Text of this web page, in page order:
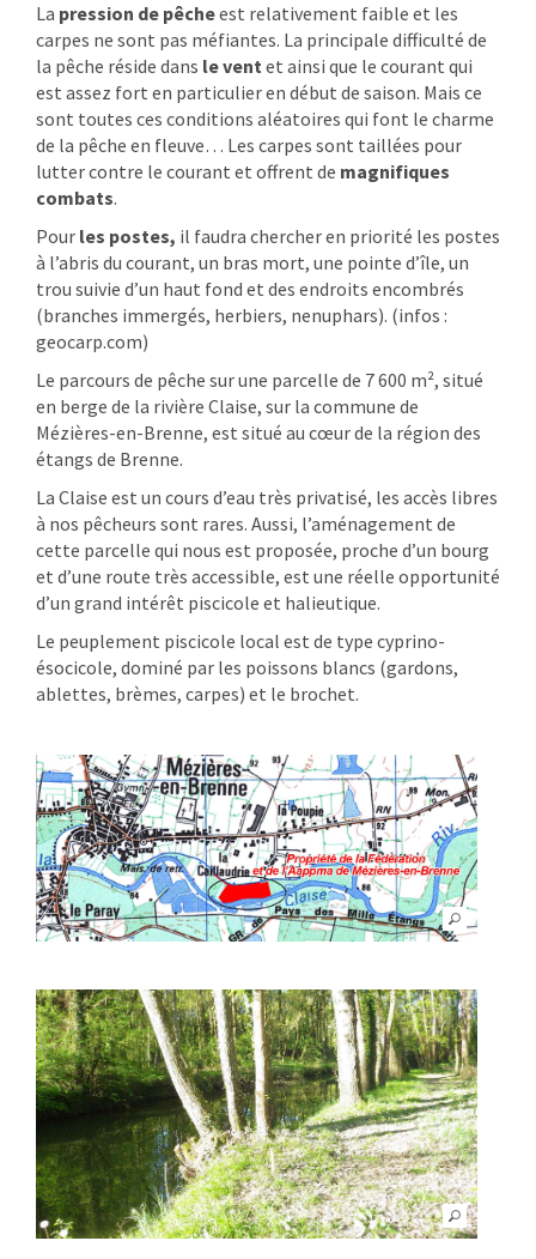
La pression de pêcheest relativement faible et les
carpes ne sont pas méfiantes. La principale difficulté de
la pêche réside dans le vent et ainsi que le courant qui
est assez fort en particulier en début de saison. Mais ce
sont toutes ces conditions aléatoires qui font le charme
de la pêche en fleuve… Les carpes sont taillées pour
lutter contre le courant et offrent de magnifiques
combats.
Pour les postes, il faudra chercher en priorité les postes
à l’abris du courant, un bras mort, une pointe d’île, un
trou suivie d’un haut fond et des endroits encombrés
(branches immergés, herbiers, nenuphars). (infos :
geocarp.com)
Le parcours de pêche sur une parcelle de 7 600 m², situé
en berge de la rivière Claise, sur la commune de
Mézières-en-Brenne, est situé au cœur de la région des
étangs de Brenne.
La Claise est un cours d’eau très privatisé, les accès libres
à nos pêcheurs sont rares. Aussi, l’aménagement de
cette parcelle qui nous est proposée, proche d’un bourg
et d’une route très accessible, est une réelle opportunité
d’un grand intérêt piscicole et halieutique.
Le peuplement piscicole local est de type cyprino-
ésocicole, dominé par les poissons blancs (gardons,
ablettes, brèmes, carpes) et le brochet.